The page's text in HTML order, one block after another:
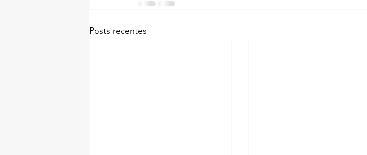
Posts recentes